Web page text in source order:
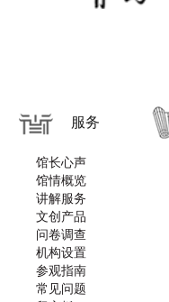
服务
馆长心声
馆情概览
讲解服务
文创产品
问卷调查
机构设置
参观指南
常见问题